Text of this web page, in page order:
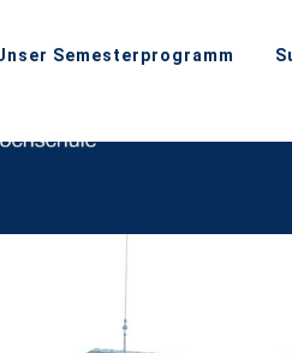
Semesterprogramm